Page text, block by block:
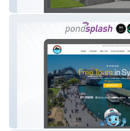
Betacon Constuction
Best Free Tours Sydney